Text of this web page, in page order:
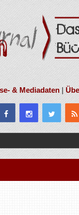
& Mediadaten|